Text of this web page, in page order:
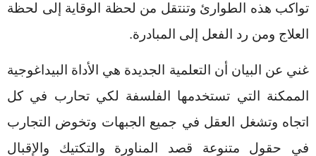
تواكب هذه الطوارئ وتنتقل من لحظة الوقاية إلى لحظة
العلاج ومن رد الفعل إلى المبادرة.
غني عن البيان أن التعلمية الجديدة هي الأداة البيداغوجية
الممكنة التي تستخدمها الفلسفة لكي تحارب في كل
اتجاه وتشغل العقل في جميع الجبهات وتخوض التجارب
في حقول متنوعة قصد المناورة والتكتيك والإقبال